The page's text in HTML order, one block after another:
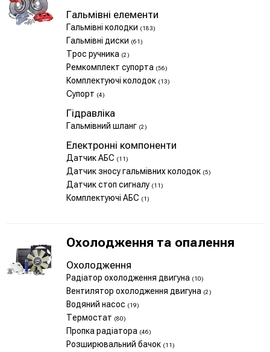
Гальмівні елементи
Гальмівні колодки (183)
Гальмівні диски (61)
Трос ручника (2)
Ремкомплект супорта (56)
Комплектуючі колодок (13)
Супорт (4)
Гідравліка
Гальмівний шланг (2)
Електронні компоненти
Датчик АБС (11)
Датчик зносу гальмівних колодок (5)
Датчик стоп сигналу (11)
Комплектуючі АБС (1)
Охолодження та опалення
Охолодження
Радіатор охолодження двигуна (10)
Вентилятор охолодження двигуна (2)
Водяний насос (19)
Термостат (80)
Пропка радіатора (46)
Розширювальний бачок (11)